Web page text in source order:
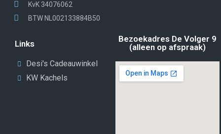
KvK 34076062
BTW NL002133884B50
Links
Desi's Cadeauwinkel
KW Kachels
Bezoekadres De Volger 9
(alleen op afspraak)